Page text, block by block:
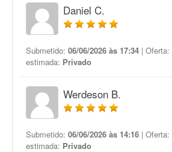
Daniel C.
Submetido: 06/06/2026 às 17:34 | Oferta:
estimada: Privado
Werdeson B.
Submetido: 06/06/2026 às 14:16 | Oferta:
estimada: Privado